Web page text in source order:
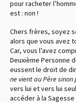
pour racheter
est : non !
Chers frères, soyez
alors que vous avez
Car, vous l’avez
Deuxième Personne
eussent le droit de
ne vient au Père sinon
vers lui et vers lui
accéder à la Sagesse